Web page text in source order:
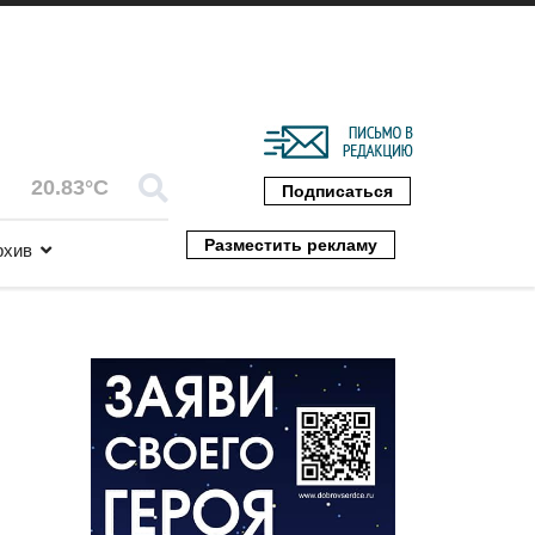
20.83°C Подписаться
Разместить рекламу